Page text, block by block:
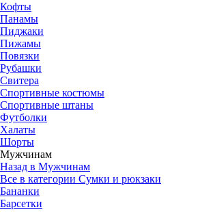
Кофты
Панамы
Пиджаки
Пижамы
Повязки
Рубашки
Свитера
Спортивные костюмы
Спортивные штаны
Футболки
Халаты
Шорты
Мужчинам
Назад в Мужчинам
Все в категории Сумки и рюкзаки
Бананки
Барсетки